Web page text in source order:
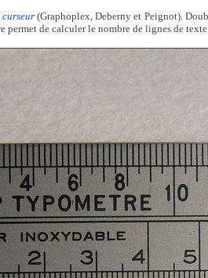
curseur(Graphoplex, Deberny et Peignot).
permet de calculer le nombre de lignes de